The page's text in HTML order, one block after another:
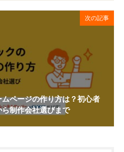
次の記事
ページの作り方は？初心者
制作会社選びまで